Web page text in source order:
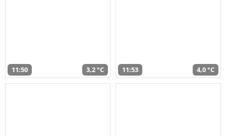
11:50 3,2 °C 11:53 4,0 °C